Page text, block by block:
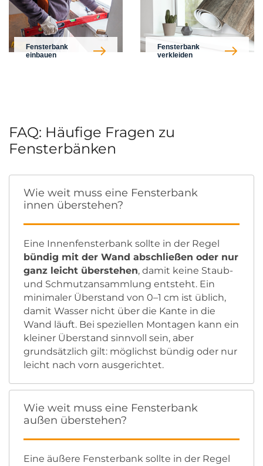
Fensterbank
einbauen
Fensterbank
verkleiden
FAQ: Häufige Fragen zu
Fensterbänken
Wie weit muss eine Fensterbank
innen überstehen?
Eine Innenfensterbank sollte in der Regel
bündig mit der Wand abschließen oder nur
ganz leicht überstehen, damit keine Staub-
und Schmutzansammlung entsteht. Ein
minimaler Überstand von 0–1 cm ist üblich,
damit Wasser nicht über die Kante in die
Wand läuft. Bei speziellen Montagen kann ein
kleiner Überstand sinnvoll sein, aber
grundsätzlich gilt: möglichst bündig oder nur
leicht nach vorn ausgerichtet.
Wie weit muss eine Fensterbank
außen überstehen?
Eine äußere Fensterbank sollte in der Regel